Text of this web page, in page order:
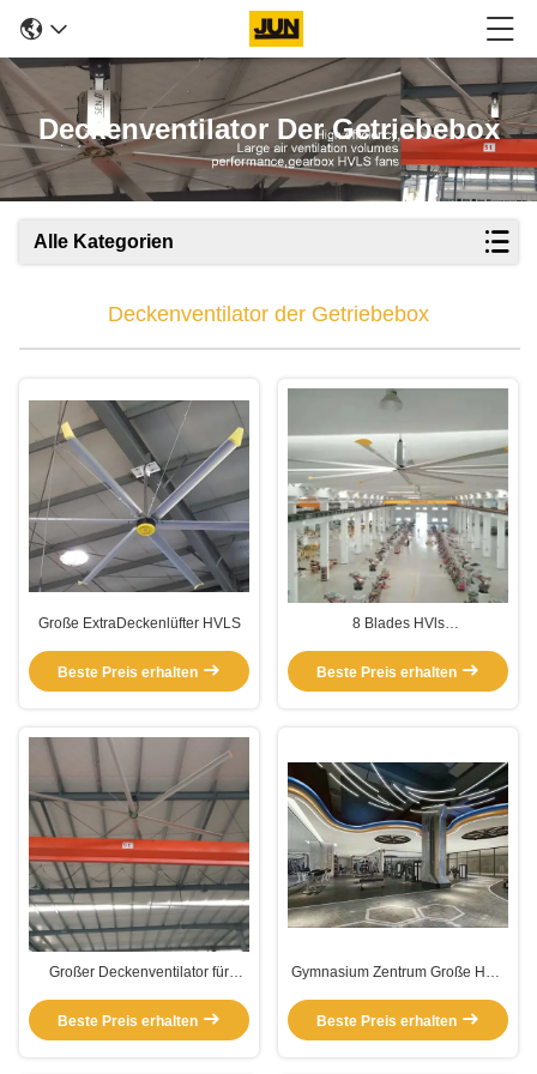
Deckenventilator Der Getriebebox
Alle Kategorien
Deckenventilator der Getriebebox
Große ExtraDeckenlüfter HVLS
Beste Preis erhalten
8 Blades HVls
Beste Preis erhalten
Großer Deckenventilator für
Beste Preis erhalten
Gymnasium Zentrum Große HVls
Deckenventilator
Beste Preis erhalten